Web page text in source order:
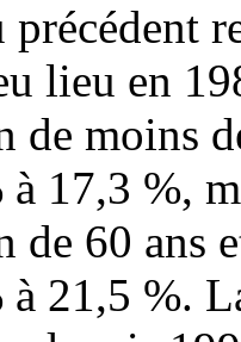
précédent
lieu en
de moins
à 17,3 %,
de 60 ans
à 21,5 %.